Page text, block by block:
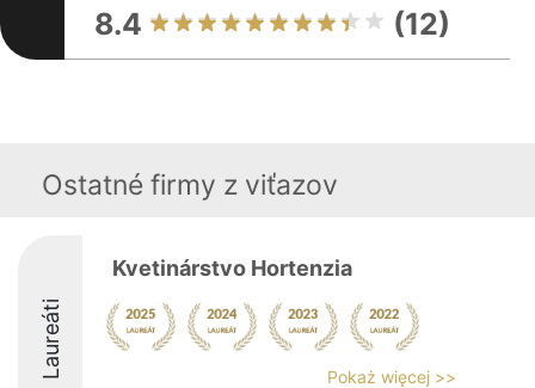
8.4 (12)
Ostatné firmy z viťazov
Laureáti
Kvetinárstvo Hortenzia
Pokaż więcej >>